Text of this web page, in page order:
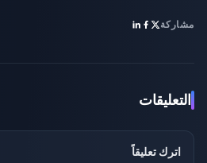
مشاركة
التعليقات
اترك تعليقاً